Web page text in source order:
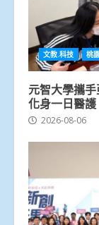
文教.科技 桃
元智大學攜
化身一日醫護
2026-08-06